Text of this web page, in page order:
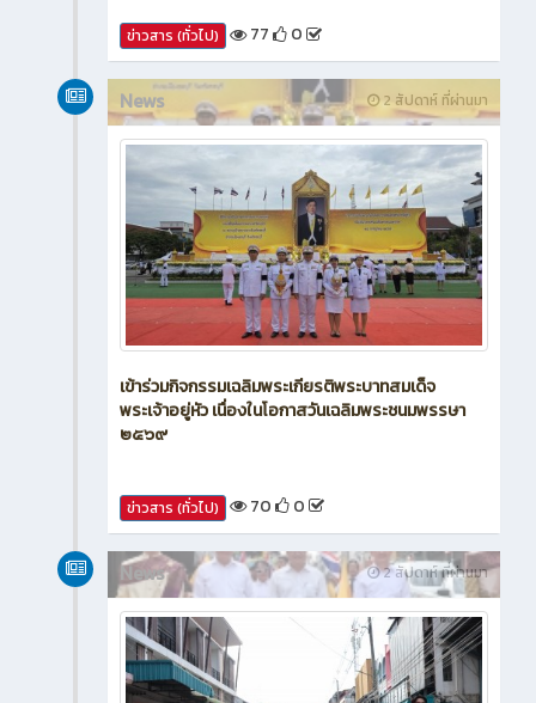
ข่าวสาร (ทั่วไป) 77 0
2 สัปดาห์ ที่ผ่านมา
News
เข้าร่วมกิจกรรมเฉลิมพระเกียรติพระบาทสมเด็จ
พระเจ้าอยู่หัว เนื่องในโอกาสวันเฉลิมพระชนมพรรษา
๒๕๖๙
ข่าวสาร (ทั่วไป) 70 0
2 สัปดาห์ ที่ผ่านมา
News